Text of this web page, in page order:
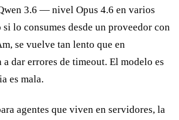
3.6 — nivel Opus 4.6 en varios
lo consumes desde un proveedor con
se vuelve tan lento que en
dar errores de timeout. El modelo es
es mala.
agentes que viven en servidores, la